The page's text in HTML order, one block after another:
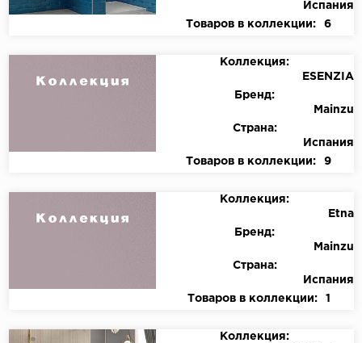
Испания
Товаров в коллекции:
6
Коллекция:
ESENZIA
Бренд:
Mainzu
Страна:
Испания
Товаров в коллекции:
9
Коллекция:
Etna
Бренд:
Mainzu
Страна:
Испания
Товаров в коллекции:
1
Коллекция: